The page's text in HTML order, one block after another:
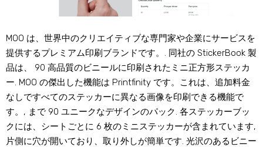
MOO は、世界中のクリエイティブな専門家や企業にサービスを
提供するプレミアム印刷ブランドです。. 同社の StickerBook 製
品は、 90 高品質のビニールに印刷されたミニ正方形ステッカ
ー. MOO の傑出した機能は Printfinity です。これは、追加料金
なしですべてのステッカーに異なる画像を印刷できる機能で
す。, まで 90 ユニークなデザインのパック. 各ステッカーブッ
クには、シートごとに 6 枚のミニステッカーが含まれています,
片側に穴が開いており、取り外しが簡単です. 光沢のあるビニー